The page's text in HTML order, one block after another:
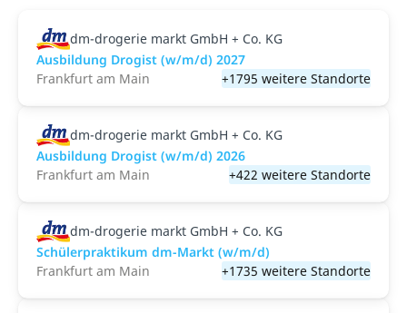
dm-drogerie markt GmbH + Co. KG
Ausbildung Drogist (w/m/d) 2027
Frankfurt am Main
+1795 weitere Standorte
dm-drogerie markt GmbH + Co. KG
Ausbildung Drogist (w/m/d) 2026
Frankfurt am Main
+422 weitere Standorte
dm-drogerie markt GmbH + Co. KG
Schülerpraktikum dm-Markt (w/m/d)
Frankfurt am Main
+1735 weitere Standorte